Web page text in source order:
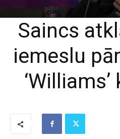
Saincs
iemeslu